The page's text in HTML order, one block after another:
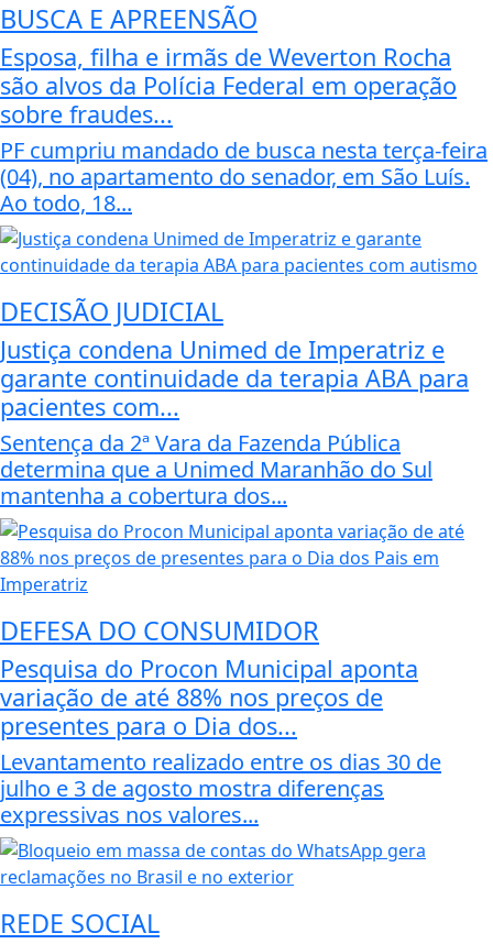
BUSCA E APREENSÃO
Esposa, filha e irmãs de Weverton Rocha
são alvos da Polícia Federal em operação
sobre fraudes...
PF cumpriu mandado de busca nesta terça-feira
(04), no apartamento do senador, em São Luís.
Ao todo, 18...
DECISÃO JUDICIAL
Justiça condena Unimed de Imperatriz e
garante continuidade da terapia ABA para
pacientes com...
Sentença da 2ª Vara da Fazenda Pública
determina que a Unimed Maranhão do Sul
mantenha a cobertura dos...
DEFESA DO CONSUMIDOR
Pesquisa do Procon Municipal aponta
variação de até 88% nos preços de
presentes para o Dia dos...
Levantamento realizado entre os dias 30 de
julho e 3 de agosto mostra diferenças
expressivas nos valores...
REDE SOCIAL